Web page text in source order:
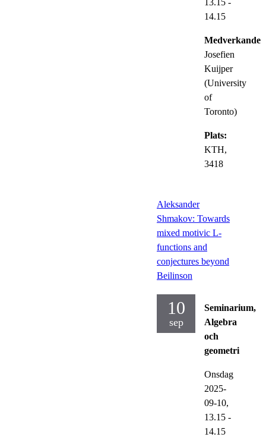
14.15
Medverkande:
Josefien
Kuijper
(University
of
Toronto)
Plats:
KTH,
3418
Aleksander
Shmakov: Towards
mixed motivic L-
functions and
conjectures beyond
Beilinson
10
sep
Seminarium,
Algebra
och
geometri
Onsdag
2025-
09-10,
13.15 -
14.15